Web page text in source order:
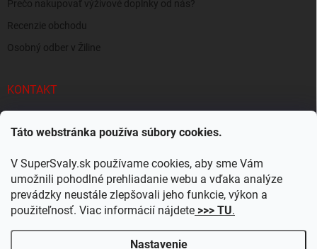
Táto webstránka používa súbory cookies.
V SuperSvaly.sk používame cookies, aby sme Vám
umožnili pohodlné prehliadanie webu a vďaka analýze
prevádzky neustále zlepšovali jeho funkcie, výkon a
použiteľnosť. Viac informácií nájdete >>> TU.
Nastavenie
Prečo nakupovať výživové doplnky od nás?
Recenzie obchodu
Osobný odber v Žiline
KONTAKT
SuperSvaly.sk - doplnky výživy
supersvaly.sk